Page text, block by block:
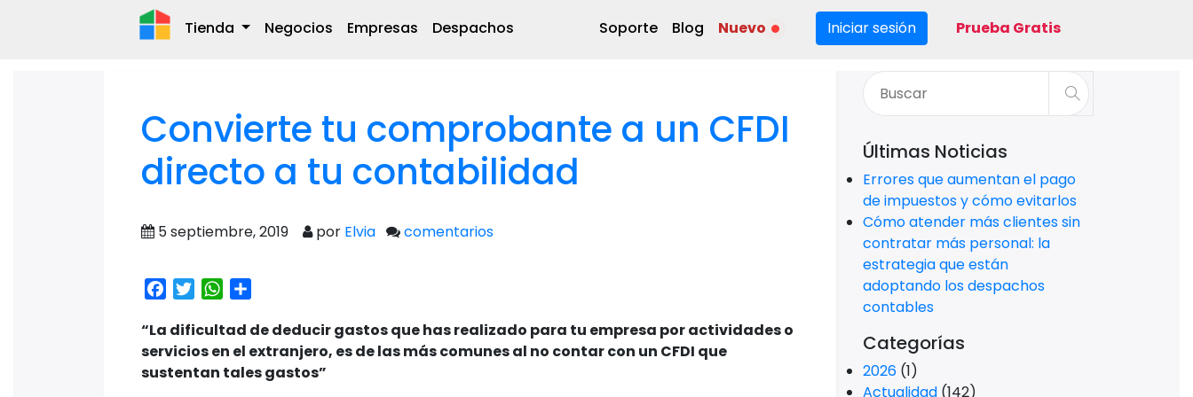
Tienda Negocios Empresas Despachos Soporte Blog Nuevo Iniciar sesión Prueba Gratis
Convierte tu comprobante a un CFDI
directo a tu contabilidad
5 septiembre, 2019 por Elvia comentarios
Facebook
TwitterWhatsApp
“La dificultad de deducir gastos que has realizado para tu empresa por actividades o
servicios en el extranjero, es de las más comunes al no contar con un CFDI que
sustentan tales gastos”
Últimas Noticias
Errores que aumentan el pago
de impuestos y cómo evitarlos
Cómo atender más clientes sin
contratar más personal: la
estrategia que están
adoptando los despachos
contables
Categorías
2026 (1)
Actualidad (142)